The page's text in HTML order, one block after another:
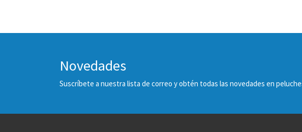
Novedades
Suscríbete a nuestra lista de correo y obtén todas las novedades en